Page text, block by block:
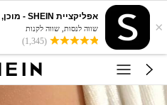
×
אפליקציית SHEIN - מוכן, הכן, סטייל!
שווה לנסות, שווה לקנות
(1,345)